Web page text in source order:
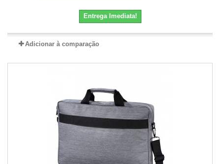
Entrega Imediata!
Adicionar à comparação